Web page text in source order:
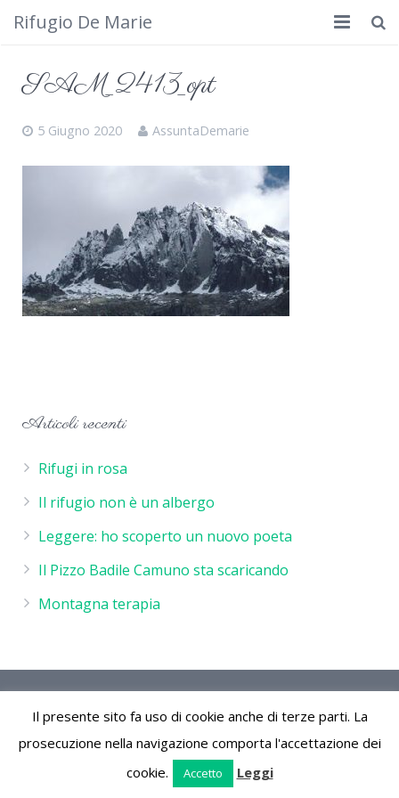
Rifugio De Marie
Foto
Cimbergo da vedere
SAM_2413_opt
5 Giugno 2020 AssuntaDemarie
Articoli recenti
Rifugi in rosa
Il rifugio non è un albergo
Leggere: ho scoperto un nuovo poeta
Il Pizzo Badile Camuno sta scaricando
Montagna terapia
Località Volano 25050 Cimbergo (Bs) Parco Naturale
dell'Adamello Vallecamonica Lombardia Italia
Il presente sito fa uso di cookie anche di terze parti. La
prosecuzione nella navigazione comporta l'accettazione dei
cookie.
Accetto Leggi